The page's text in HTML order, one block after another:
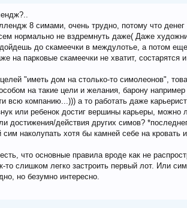
8 симами, очень трудно, потому что
нормально не вздремнуть даже( Даже
до скамеечки в междулотье, а потом
на парковые скамеечки не хватит,
"иметь дом на столько-то симолеонов",
на такие цели и желания, барону
всю компанию...))) а то работать даже
или ребенок достиг вершины карьеры,
достижения/действия других симов?
наколупать хотя бы камней себе на
что основные правила вроде как не
то слишком легко застроить первый лот. Или
но безумно интересно.